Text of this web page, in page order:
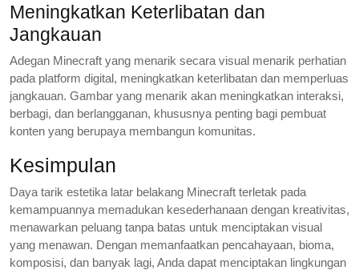
Meningkatkan Keterlibatan dan
Jangkauan
Adegan Minecraft yang menarik secara visual menarik perhatian
pada platform digital, meningkatkan keterlibatan dan memperluas
jangkauan. Gambar yang menarik akan meningkatkan interaksi,
berbagi, dan berlangganan, khususnya penting bagi pembuat
konten yang berupaya membangun komunitas.
Kesimpulan
Daya tarik estetika latar belakang Minecraft terletak pada
kemampuannya memadukan kesederhanaan dengan kreativitas,
menawarkan peluang tanpa batas untuk menciptakan visual
yang menawan. Dengan memanfaatkan pencahayaan, bioma,
komposisi, dan banyak lagi, Anda dapat menciptakan lingkungan